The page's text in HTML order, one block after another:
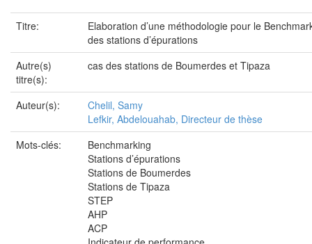
Titre:
Elaboration d’une méthodologie pour le
des stations d’épurations
Autre(s)
titre(s):
cas des stations de Boumerdes et Tipaza
Auteur(s):
Chelil, Samy
Lefkir, Abdelouahab, Directeur de thèse
Mots-clés:
Benchmarking
Stations d’épurations
Stations de Boumerdes
Stations de Tipaza
STEP
AHP
ACP